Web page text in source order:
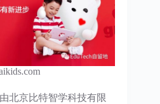
北京比特智学科技有限